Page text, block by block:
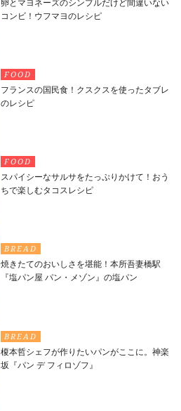
卵とマヨネーズのシンプルだけど間違いない
コンビ！ウフマヨのレシピ
FOOD
フランスの国民食！クスクスを使ったタブレ
のレシピ
FOOD
スパイシーなサルサをたっぷりかけて！おう
ちで楽しむタコスレシピ
BREAD
焼きたてのおいしさを堪能！本所吾妻橋駅
『塩パン屋 パン・メゾン』の塩パン
BREAD
榎本哲シェフが作りたいパンがここに。神楽
坂『パン デ フィロゾフ』